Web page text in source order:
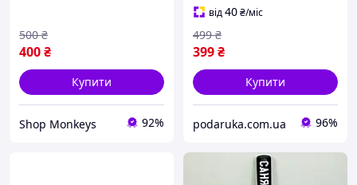
400₴
500 ₴
Купити
Shop Monkeys 92%
від40₴/міс
399₴
499 ₴
Купити
podaruka.com.ua 96%